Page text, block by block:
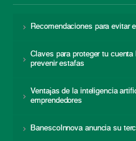
Recomendaciones para evitar
Claves para proteger tu
prevenir estafas
Ventajas de la inteligencia
emprendedores
BanescoInnova anuncia su